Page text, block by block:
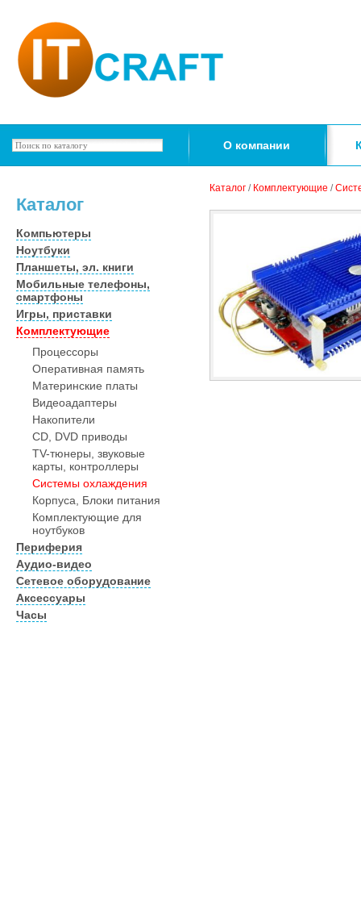
О компании
Каталог
Компьютеры
Ноутбуки
Планшеты, эл. книги
Мобильные телефоны,
смартфоны
Игры, приставки
Комплектующие
Процессоры
Оперативная память
Материнские платы
Видеоадаптеры
Накопители
CD, DVD приводы
TV-тюнеры, звуковые
карты, контроллеры
Системы охлаждения
Корпуса, Блоки питания
Комплектующие для
ноутбуков
Периферия
Аудио-видео
Сетевое оборудование
Аксессуары
Часы
Каталог / Комплектующие /